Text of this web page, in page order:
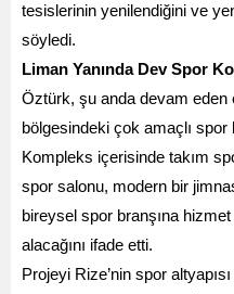
tesislerinin yenilendiğini ve
söyledi.
Liman Yanında Dev Spor
Öztürk, şu anda devam eden
bölgesindeki çok amaçlı
Kompleks içerisinde takım
spor salonu, modern bir
bireysel spor branşına
alacağını ifade etti.
Projeyi Rize’nin spor